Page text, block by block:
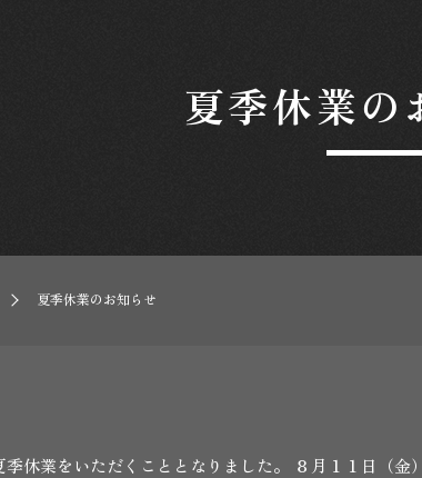
夏季休業の
夏季休業のお知らせ
季休業をいただくこととなりました。 ８月１１日（金